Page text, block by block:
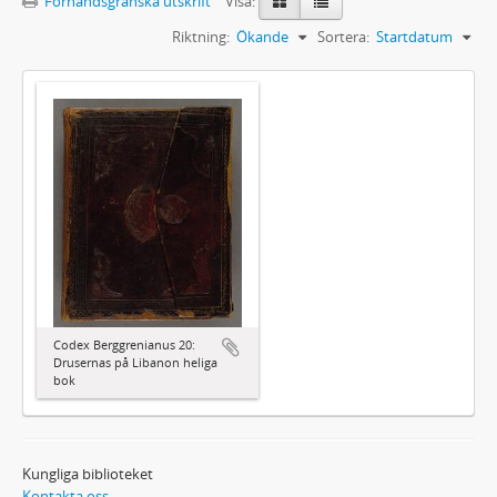
Sortera: Startdatum
Riktning: Ökande
Codex Berggrenianus 20:
Drusernas på Libanon heliga
bok
Kungliga biblioteket